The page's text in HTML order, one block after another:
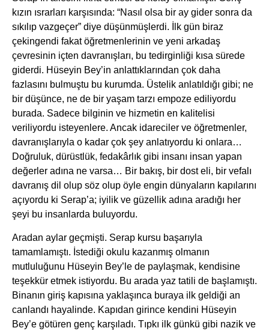
kızın ısrarları karşısında: “Nasıl olsa bir ay gider sonra da
sıkılıp vazgeçer” diye düşünmüşlerdi. İlk gün biraz
çekingendi fakat öğretmenlerinin ve yeni arkadaş
çevresinin içten davranışları, bu tedirginliği kısa sürede
giderdi. Hüseyin Bey’in anlattıklarından çok daha
fazlasını bulmuştu bu kurumda. Üstelik anlatıldığı gibi; ne
bir düşünce, ne de bir yaşam tarzı empoze ediliyordu
burada. Sadece bilginin ve hizmetin en kalitelisi
veriliyordu isteyenlere. Ancak idareciler ve öğretmenler,
davranışlarıyla o kadar çok şey anlatıyordu ki onlara…
Doğruluk, dürüstlük, fedakârlık gibi insanı insan yapan
değerler adına ne varsa… Bir bakış, bir dost eli, bir vefalı
davranış dil olup söz olup öyle engin dünyaların kapılarını
açıyordu ki Serap’a; iyilik ve güzellik adına aradığı her
şeyi bu insanlarda buluyordu.
Aradan aylar geçmişti. Serap kursu başarıyla
tamamlamıştı. İstediği okulu kazanmış olmanın
mutluluğunu Hüseyin Bey’le de paylaşmak, kendisine
teşekkür etmek istiyordu. Bu arada yaz tatili de başlamıştı.
Binanın giriş kapısına yaklaşınca buraya ilk geldiği an
canlandı hayalinde. Kapıdan girince kendini Hüseyin
Bey’e götüren genç karşıladı. Tıpkı ilk günkü gibi nazik ve